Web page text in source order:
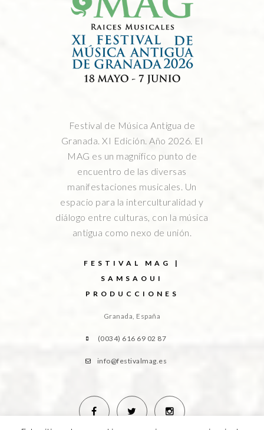
Festival de Música Antigua de
Granada. XI Edición. Año 2026. El
MAG es un magnífico punto de
encuentro de las diversas
manifestaciones musicales. Un
espacio para la interculturalidad y
diálogo entre culturas, con la música
antigua como nexo de unión.
FESTIVAL MAG |
SAMSAOUI
PRODUCCIONES
Granada, España
(0034) 616 69 02 87
info@festivalmag.es